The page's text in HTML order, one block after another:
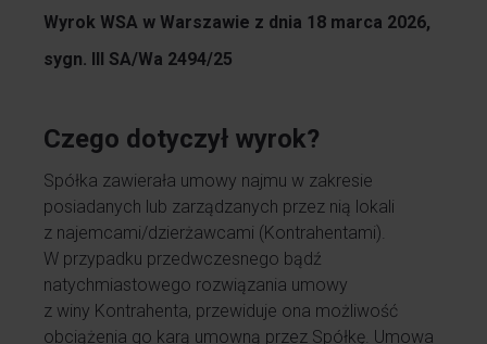
Wyrok WSA w Warszawie z dnia 18 marca 2026,
sygn. III SA/Wa 2494/25
Czego dotyczył wyrok?
Spółka zawierała umowy najmu w zakresie
posiadanych lub zarządzanych przez nią lokali
z najemcami/dzierżawcami (Kontrahentami).
W przypadku przedwczesnego bądź
natychmiastowego rozwiązania umowy
z winy Kontrahenta, przewiduje ona możliwość
obciążenia go karą umowną przez Spółkę. Umowa